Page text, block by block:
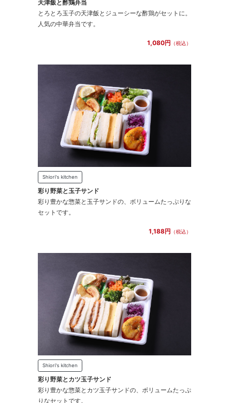
天津飯と酢鶏弁当
とろとろ玉子の天津飯とジューシーな酢鶏がセットに。
人気の中華弁当です。
1,080円 （税込）
Shiori's kitchen
彩り野菜と玉子サンド
彩り豊かな惣菜と玉子サンドの、ボリュームたっぷりな
セットです。
1,188円 （税込）
Shiori's kitchen
彩り野菜とカツ玉子サンド
彩り豊かな惣菜とカツ玉子サンドの、ボリュームたっぷ
りなセットです。